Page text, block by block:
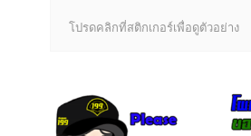
โปรดคลิกที่สติกเกอร์เพื่อดูตัวอย่าง